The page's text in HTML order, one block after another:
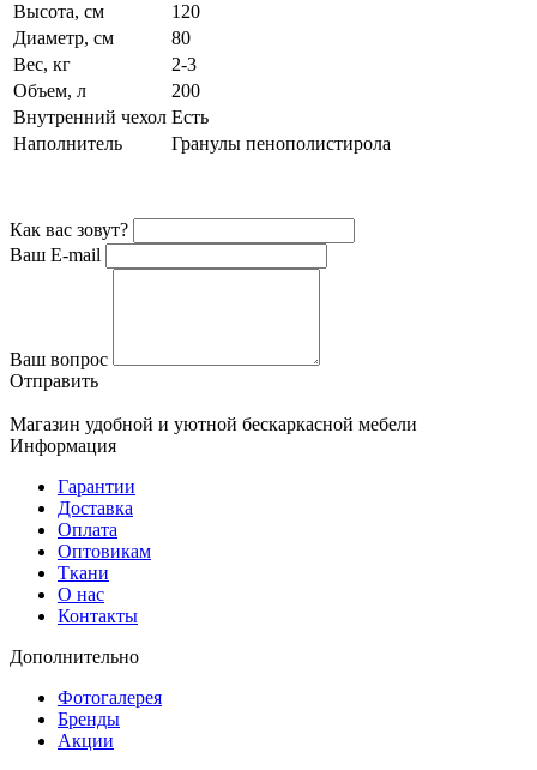
Высота, см
120
Диаметр, см
80
Вес, кг
2-3
Объем, л
200
Внутренний чехол Есть
Наполнитель
Гранулы пенополистирола
Как вас зовут?
Ваш E-mail
Ваш вопрос
Отправить
Магазин удобной и уютной бескаркасной мебели
Информация
Гарантии
Доставка
Оплата
Оптовикам
Ткани
О нас
Контакты
Дополнительно
Фотогалерея
Бренды
Акции